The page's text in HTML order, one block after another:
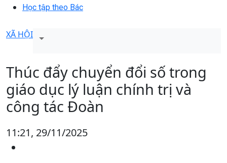
Học tập theo Bác
XÃ HỘI
Thúc đẩy chuyển đổi số trong
giáo dục lý luận chính trị và
công tác Đoàn
11:21, 29/11/2025